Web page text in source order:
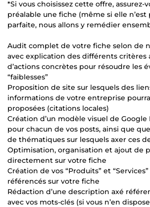
*Si vous choisissez cette offre, assurez-
préalable une fiche (même si elle n’est
parfaite, nous allons y remédier
Audit complet de votre fiche selon de
avec explication des différents critères
d’actions concrètes pour résoudre les
“faiblesses”
Proposition de site sur lesquels des
informations de votre entreprise
proposées (citations locales)
Création d’un modèle visuel de Google
pour chacun de vos posts, ainsi que
de thématiques sur lesquels axer ces
Optimisation, organisation et ajout de
directement sur votre fiche
Création de vos “Produits” et
référencés sur votre fiche
Rédaction d’une description axé
avec vos mots-clés (si vous n’en